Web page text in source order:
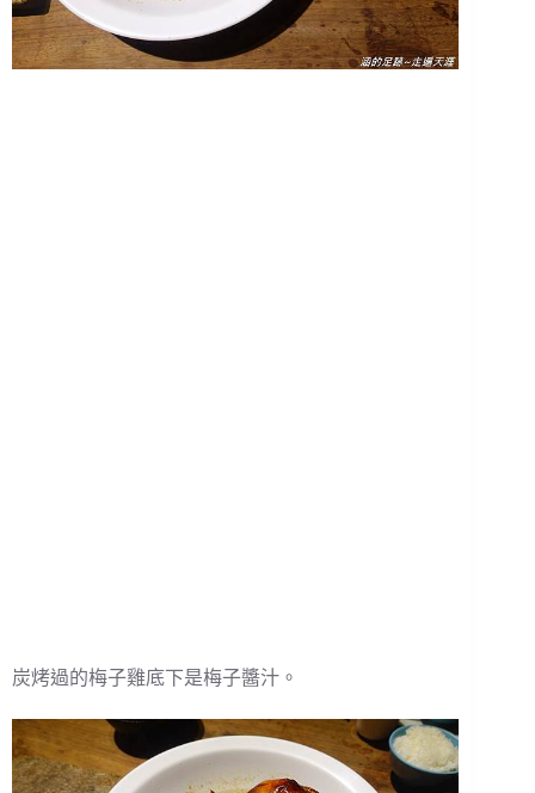
炭烤過的梅子雞底下是梅子醬汁。